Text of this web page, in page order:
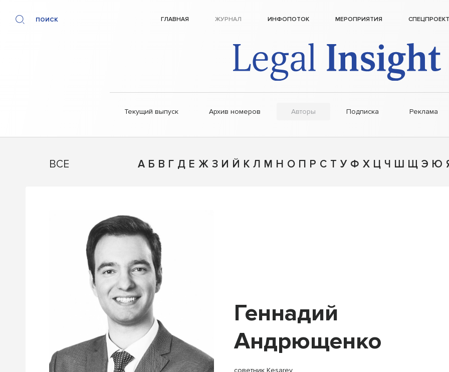
ПОИСК ГЛАВНАЯ ЖУРНАЛ ИНФОПОТОК МЕРОПРИЯТИЯ
Текущий выпуск Архив номеров Авторы Подписка Реклама
ВСЕ А Б В Г Д Е Ж З И Й К Л М Н О П Р С Т У Ф Х Ц Ч Ш Щ Э Ю
Геннадий
Андрющенко